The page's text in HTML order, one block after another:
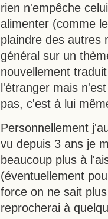
rien n'empêche
alimenter (comme
plaindre des autres
général sur un
nouvellement
l'étranger mais
pas, c'est à lui
Personnellement
vu depuis 3 ans je
beaucoup plus à
(éventuellement
force on ne sait
reprocherai à